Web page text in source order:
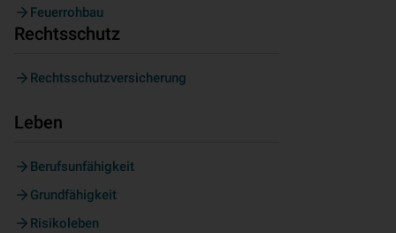
Feuerrohbau
Rechtsschutz
Rechtsschutzversicherung
Leben
Berufsunfähigkeit
Grundfähigkeit
Risikoleben